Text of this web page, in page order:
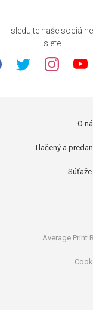
sledujte naše sociálne
siete
O
Tlačený a
Súťaže
Average Print